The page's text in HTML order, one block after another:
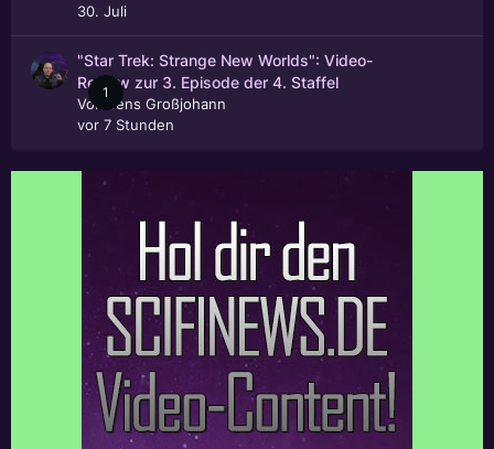
30. Juli
1
"Star Trek: Strange New Worlds": Video-
Review zur 3. Episode der 4. Staffel
Von
Jens Großjohann
vor 7 Stunden